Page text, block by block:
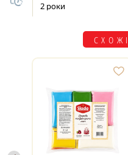
2 роки